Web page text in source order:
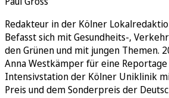
Redakteur in der Kölner
Befasst sich mit Gesundheits-,
den Grünen und mit jungen Themen.
Anna Westkämper für eine
Intensivstation der Kölner Uniklinik
Preis und dem Sonderpreis der